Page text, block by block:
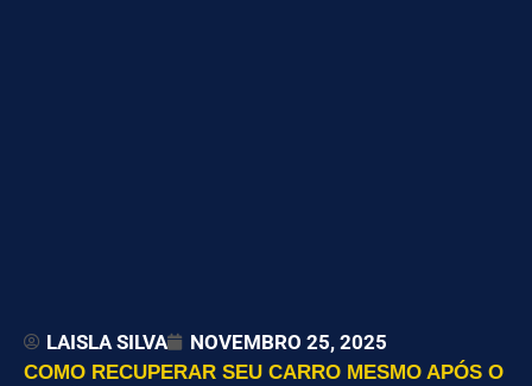
LAISLA SILVA NOVEMBRO 25, 2025
COMO RECUPERAR SEU CARRO MESMO APÓS O